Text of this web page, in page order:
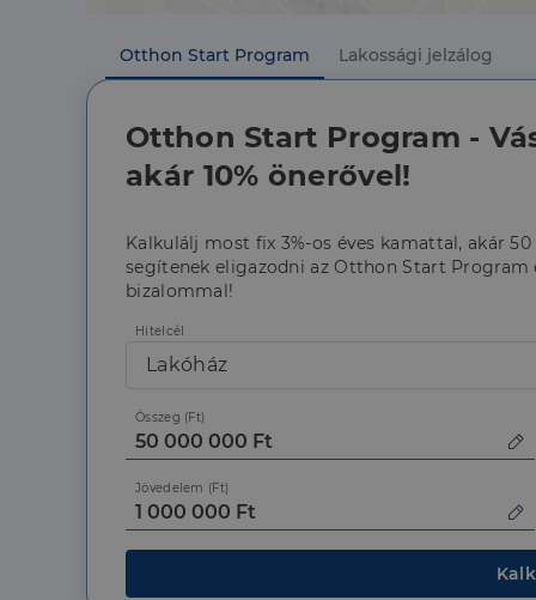
Otthon Start Program Lakossági jelzálog
Otthon Start Program -
akár 10% önerővel!
Kalkulálj most fix 3%-os éves kamattal, akár
segítenek eligazodni az Otthon Start
bizalommal!
Hitelcél
Lakóház
Összeg (Ft)
Jövedelem (Ft)
fiókkezelést. A
Név
_ga
Microsoft
Meta
Google
Szolgáltató